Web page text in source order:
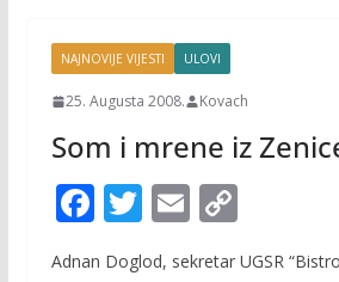
NAJNOVIJE VIJESTI ULOVI
25. Augusta 2008. Kovach
Som i mrene iz
F T
w
E
m
C
Adnan Doglod, sekretar UGSR